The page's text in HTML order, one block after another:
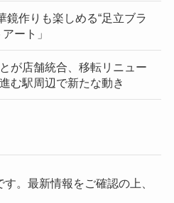
鏡作りも楽しめる“足立ブラ
ート」
が店舗統合、移転リニュー
む駅周辺で新たな動き
。最新情報をご確認の上、